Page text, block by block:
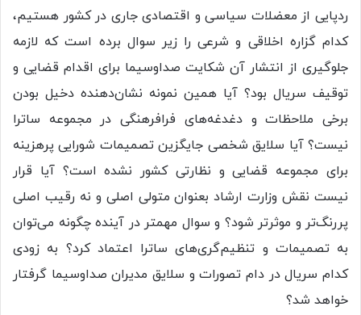
ردپایی از معضلات سیاسی و اقتصادی جاری در کشور هستیم،
کدام گزاره اخلاقی و شرعی را زیر سوال برده است که لازمه
جلوگیری از انتشار آن شکایت صداوسیما برای اقدام قضایی و
توقیف سریال بود؟ آیا همین نمونه نشان‌دهنده دخیل بودن
برخی ملاحظات و دغدغه‌های فرافرهنگی در مجموعه ساترا
نیست؟ آیا سلایق شخصی جایگزین تصمیمات شورایی پرهزینه
برای مجموعه قضایی و نظارتی کشور نشده است؟ آیا قرار
نیست نقش وزارت ارشاد بعنوان متولی اصلی و نه رقیب اصلی
پررنگ‌تر و موثرتر شود؟ و سوال مهمتر در آینده چگونه می‌توان
به تصمیمات و تنظیم‌گری‌های ساترا اعتماد کرد؟ به زودی
کدام سریال در دام تصورات و سلایق مدیران صداوسیما گرفتار
خواهد شد؟